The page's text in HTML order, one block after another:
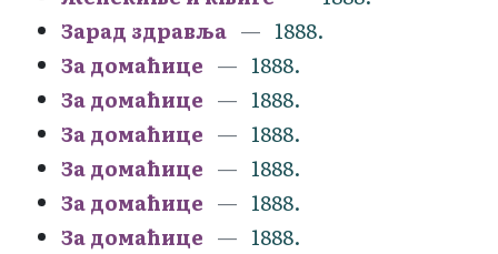
Зарад здравља
1888.
За домаћице
1888.
За домаћице
1888.
За домаћице
1888.
За домаћице
1888.
За домаћице
1888.
За домаћице
1888.